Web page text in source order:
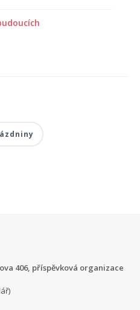
406, příspěvková organizace